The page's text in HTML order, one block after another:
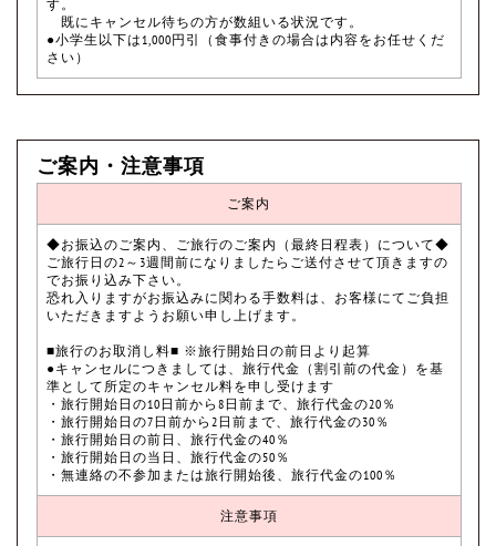
す。
既にキャンセル待ちの方が数組いる状況です。
●小学生以下は1,000円引（食事付きの場合は内容をお任せくだ
さい）
ご案内・注意事項
ご案内
◆お振込のご案内、ご旅行のご案内（最終日程表）について◆
ご旅行日の2～3週間前になりましたらご送付させて頂きますの
でお振り込み下さい。
恐れ入りますがお振込みに関わる手数料は、お客様にてご負担
いただきますようお願い申し上げます。
■旅行のお取消し料■ ※旅行開始日の前日より起算
●キャンセルにつきましては、旅行代金（割引前の代金）を基
準として所定のキャンセル料を申し受けます
・旅行開始日の10日前から8日前まで、旅行代金の20％
・旅行開始日の7日前から2日前まで、旅行代金の30％
・旅行開始日の前日、旅行代金の40％
・旅行開始日の当日、旅行代金の50％
・無連絡の不参加または旅行開始後、旅行代金の100％
注意事項